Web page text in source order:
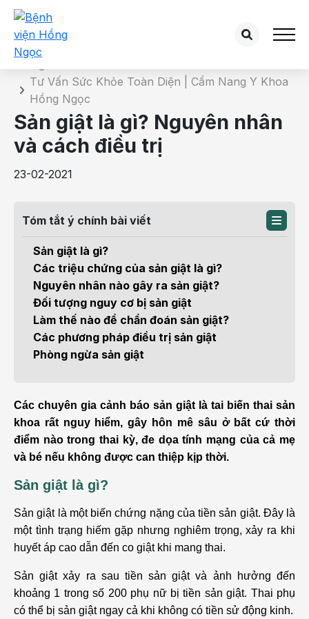
Chi tiết bài tư vấn
Tư Vấn Sức Khỏe Toàn Diện | Cẩm Nang Y Khoa
Hồng Ngọc
Sản giật là gì? Nguyên nhân
và cách điều trị
23-02-2021
Tóm tắt ý chính bài viết
Sản giật là gì?
Các triệu chứng của sản giật là gì?
Nguyên nhân nào gây ra sản giật?
Đối tượng nguy cơ bị sản giật
Làm thế nào để chẩn đoán sản giật?
Các phương pháp điều trị sản giật
Phòng ngừa sản giật
Các chuyên gia cảnh báo sản giật là tai biến thai sản
khoa rất nguy hiểm, gây hôn mê sâu ở bất cứ thời
điểm nào trong thai kỳ, đe dọa tính mạng của cả mẹ
và bé nếu không được can thiệp kịp thời.
Sản giật là gì?
Sản giật là một biến chứng nặng của tiền sản giật. Đây là
một tình trạng hiếm gặp nhưng nghiêm trọng, xảy ra khi
huyết áp cao dẫn đến co giật khi mang thai.
Sản giật xảy ra sau tiền sản giật và ảnh hưởng đến
khoảng 1 trong số 200 phụ nữ bị tiền sản giật. Thai phụ
có thể bị sản giật ngay cả khi không có tiền sử động kinh.